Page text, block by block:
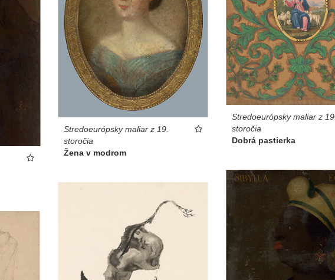
Stredoeurópsky maliar z 19.
storočia
Žena v modrom
Stredoeurópsky maliar z 19.
storočia
Dobrá pastierka